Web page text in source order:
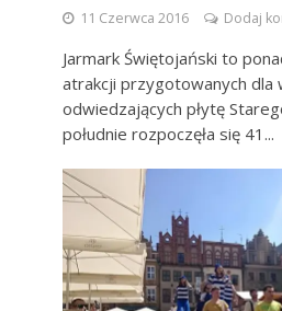
11 Czerwca 2016 Dodaj
Jarmark Świętojański to
atrakcji przygotowanych dla
odwiedzających płytę
południe rozpoczęła się 41...